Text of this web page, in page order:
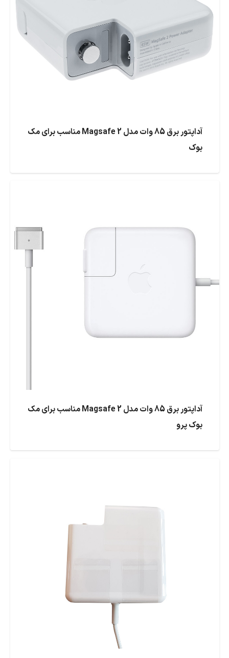
آداپتور برق 85 وات مدل Magsafe 2 مناسب برای مک
بوک
آداپتور برق 85 وات مدل Magsafe 2 مناسب برای مک
بوک پرو